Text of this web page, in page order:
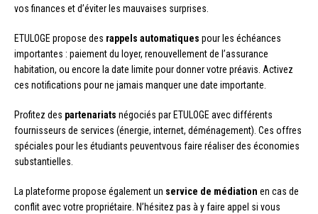
vos finances et d’éviter les mauvaises surprises.
ETULOGE propose des rappels automatiques pour les échéances
importantes : paiement du loyer, renouvellement de l’assurance
habitation, ou encore la date limite pour donner votre préavis. Activez
ces notifications pour ne jamais manquer une date importante.
Profitez des partenariats négociés par ETULOGE avec différents
fournisseurs de services (énergie, internet, déménagement). Ces offres
spéciales pour les étudiants peuventvous faire réaliser des économies
substantielles.
La plateforme propose également un service de médiation en cas de
conflit avec votre propriétaire. N’hésitez pas à y faire appel si vous